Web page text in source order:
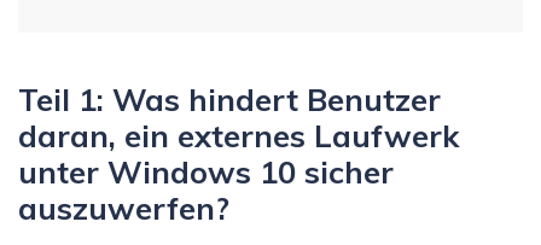
Teil 1: Was hindert Benutzer
daran, ein externes Laufwerk
unter Windows 10 sicher
auszuwerfen?